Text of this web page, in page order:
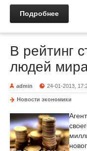
Подробнее
В рейтинг
людей
admin 24-01-2013,
Новости экономики